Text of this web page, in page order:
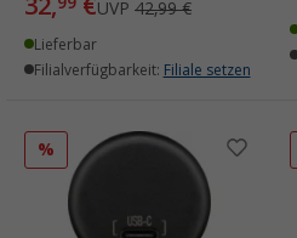
UVP 42,99 €
Lieferbar
Filialverfügbarkeit: Filiale setzen
%